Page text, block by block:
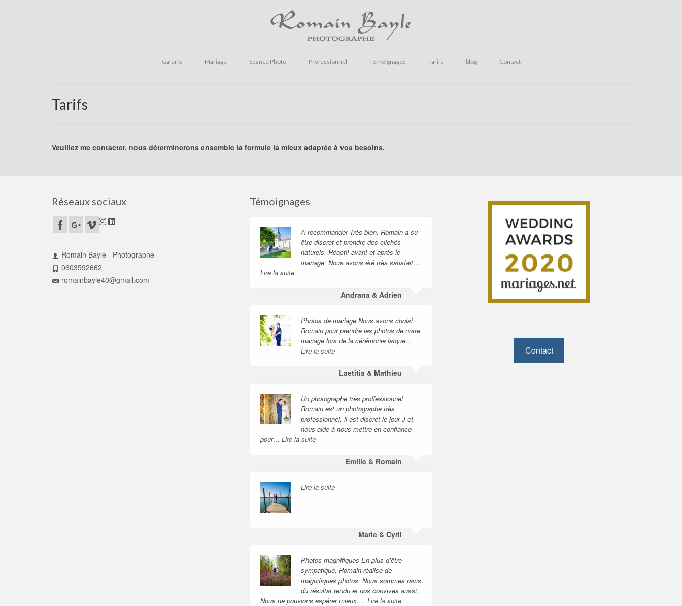
Galerie Mariage Séance Photo Professionnel Témoignages Tarifs blog Contact
Tarifs
Veuillez me contacter, nous déterminerons ensemble la formule la mieux adaptée à vos besoins.
Réseaux sociaux
Romain Bayle - Photographe
0603592662
romainbayle40@gmail.com
Témoignages
A recommander Très bien, Romain a su
être discret et prendre des clichés
naturels. Réactif avant et après le
mariage. Nous avons été très satisfait…
Lire la suite
Andrana & Adrien
Photos de mariage Nous avons choisi
Romain pour prendre les photos de notre
mariage lors de la cérémonie laïque…
Lire la suite
Laetitia & Mathieu
Un photographe très proffessionnel
Romain est un photographe très
professionnel, il est discret le jour J et
nous aide à nous mettre en confiance
pour… Lire la suite
Emilie & Romain
Lire la suite
Marie & Cyril
Photos magnifiques En plus d’être
sympatique, Romain réalise de
magnifiques photos. Nous sommes ravis
du résultat rendu et nos convives aussi.
Nous ne pouvions espérer mieux…. Lire la suite
Contact